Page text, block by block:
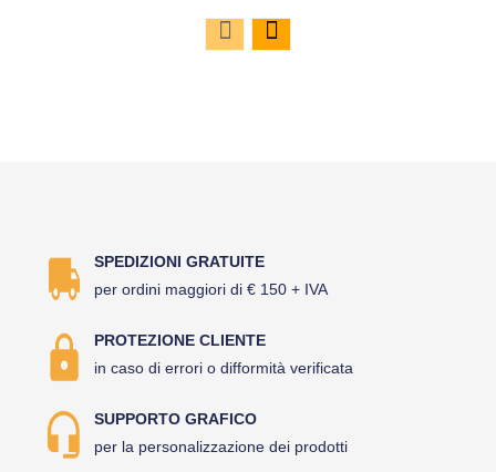
SPEDIZIONI GRATUITE
per ordini maggiori di € 150 + IVA
PROTEZIONE CLIENTE
in caso di errori o difformità verificata
SUPPORTO GRAFICO
per la personalizzazione dei prodotti